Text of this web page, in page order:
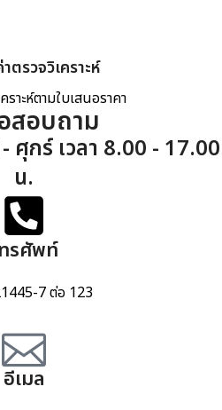
ตรวจวิเคราะห์
ราะห์ตามใบเสนอราคา
สอบถาม
ศุกร์ เวลา 8.00 - 17.00
น.
รศัพท์
7 ต่อ 123
อีเมล